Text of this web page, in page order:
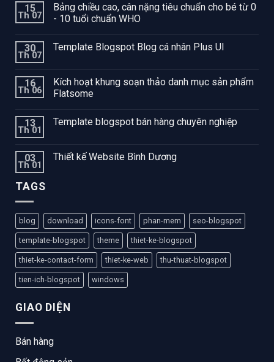
15
Th 07
Bảng chiều cao, cân nặng tiêu chuẩn cho bé từ 0
- 10 tuổi chuẩn WHO
30
Th 07
Template Blogspot Blog cá nhân Plus UI
16
Th 06
Kích hoạt khung soạn thảo danh mục sản phẩm
Flatsome
13
Th 01
Template blogspot bán hàng chuyên nghiệp
03
Th 01
Thiết kế Website Bình Dương
TAGS
blog download icons-font phan-mem seo-blogspot
template-blogspot theme thiet-ke-blogspot
thiet-ke-contact-form thiet-ke-web thu-thuat-blogspot
tien-ich-blogspot windows
GIAO DIỆN
Bán hàng